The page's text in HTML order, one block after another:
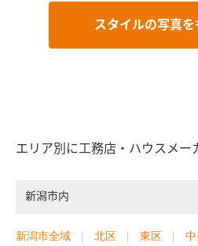
を演出しました。 カーテンボックス
を隠すことによって、生活感を感じ
プライベートなホビールームオ
ークに集中できるよう、あえて個室
スタイルの写真を
エリア別に工務店・ハウスメー
新潟市内
新潟市全域 北区 東区